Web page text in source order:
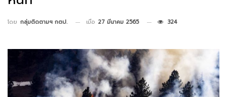
โดย กลุ่มติดตามฯ กตป. เมื่อ 27 มีนาคม 2565 324